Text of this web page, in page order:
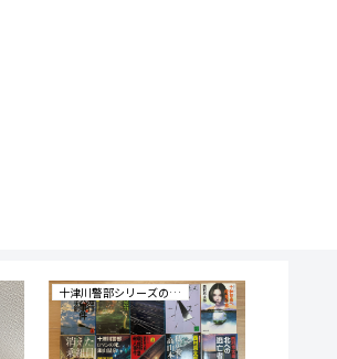
十津川警部シリーズの研究